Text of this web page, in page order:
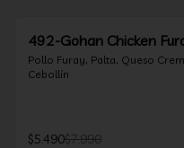
492-Gohan Chicken
Pollo Furay, Palta, Queso
Cebollín
$5.490$7.990